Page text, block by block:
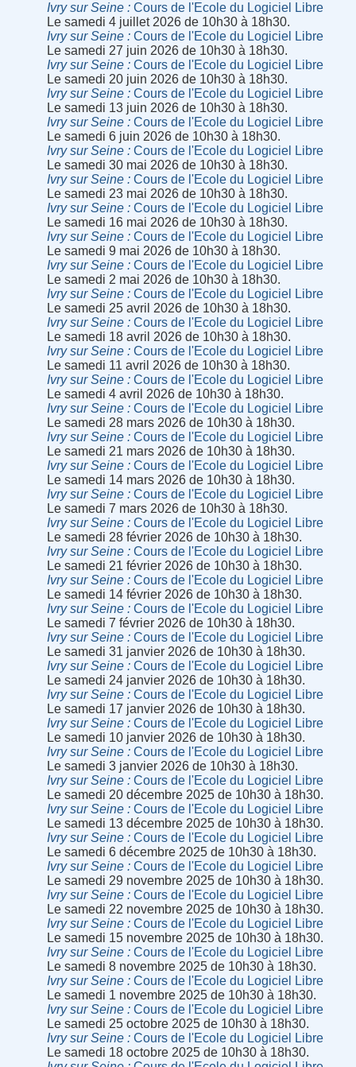
Ivry sur Seine
Cours de l'Ecole du Logiciel Libre
Le samedi 4 juillet 2026 de 10h30 à 18h30.
Ivry sur Seine
Cours de l'Ecole du Logiciel Libre
Le samedi 27 juin 2026 de 10h30 à 18h30.
Ivry sur Seine
Cours de l'Ecole du Logiciel Libre
Le samedi 20 juin 2026 de 10h30 à 18h30.
Ivry sur Seine
Cours de l'Ecole du Logiciel Libre
Le samedi 13 juin 2026 de 10h30 à 18h30.
Ivry sur Seine
Cours de l'Ecole du Logiciel Libre
Le samedi 6 juin 2026 de 10h30 à 18h30.
Ivry sur Seine
Cours de l'Ecole du Logiciel Libre
Le samedi 30 mai 2026 de 10h30 à 18h30.
Ivry sur Seine
Cours de l'Ecole du Logiciel Libre
Le samedi 23 mai 2026 de 10h30 à 18h30.
Ivry sur Seine
Cours de l'Ecole du Logiciel Libre
Le samedi 16 mai 2026 de 10h30 à 18h30.
Ivry sur Seine
Cours de l'Ecole du Logiciel Libre
Le samedi 9 mai 2026 de 10h30 à 18h30.
Ivry sur Seine
Cours de l'Ecole du Logiciel Libre
Le samedi 2 mai 2026 de 10h30 à 18h30.
Ivry sur Seine
Cours de l'Ecole du Logiciel Libre
Le samedi 25 avril 2026 de 10h30 à 18h30.
Ivry sur Seine
Cours de l'Ecole du Logiciel Libre
Le samedi 18 avril 2026 de 10h30 à 18h30.
Ivry sur Seine
Cours de l'Ecole du Logiciel Libre
Le samedi 11 avril 2026 de 10h30 à 18h30.
Ivry sur Seine
Cours de l'Ecole du Logiciel Libre
Le samedi 4 avril 2026 de 10h30 à 18h30.
Ivry sur Seine
Cours de l'Ecole du Logiciel Libre
Le samedi 28 mars 2026 de 10h30 à 18h30.
Ivry sur Seine
Cours de l'Ecole du Logiciel Libre
Le samedi 21 mars 2026 de 10h30 à 18h30.
Ivry sur Seine
Cours de l'Ecole du Logiciel Libre
Le samedi 14 mars 2026 de 10h30 à 18h30.
Ivry sur Seine
Cours de l'Ecole du Logiciel Libre
Le samedi 7 mars 2026 de 10h30 à 18h30.
Ivry sur Seine
Cours de l'Ecole du Logiciel Libre
Le samedi 28 février 2026 de 10h30 à 18h30.
Ivry sur Seine
Cours de l'Ecole du Logiciel Libre
Le samedi 21 février 2026 de 10h30 à 18h30.
Ivry sur Seine
Cours de l'Ecole du Logiciel Libre
Le samedi 14 février 2026 de 10h30 à 18h30.
Ivry sur Seine
Cours de l'Ecole du Logiciel Libre
Le samedi 7 février 2026 de 10h30 à 18h30.
Ivry sur Seine
Cours de l'Ecole du Logiciel Libre
Le samedi 31 janvier 2026 de 10h30 à 18h30.
Ivry sur Seine
Cours de l'Ecole du Logiciel Libre
Le samedi 24 janvier 2026 de 10h30 à 18h30.
Ivry sur Seine
Cours de l'Ecole du Logiciel Libre
Le samedi 17 janvier 2026 de 10h30 à 18h30.
Ivry sur Seine
Cours de l'Ecole du Logiciel Libre
Le samedi 10 janvier 2026 de 10h30 à 18h30.
Ivry sur Seine
Cours de l'Ecole du Logiciel Libre
Le samedi 3 janvier 2026 de 10h30 à 18h30.
Ivry sur Seine
Cours de l'Ecole du Logiciel Libre
Le samedi 20 décembre 2025 de 10h30 à 18h30.
Ivry sur Seine
Cours de l'Ecole du Logiciel Libre
Le samedi 13 décembre 2025 de 10h30 à 18h30.
Ivry sur Seine
Cours de l'Ecole du Logiciel Libre
Le samedi 6 décembre 2025 de 10h30 à 18h30.
Ivry sur Seine
Cours de l'Ecole du Logiciel Libre
Le samedi 29 novembre 2025 de 10h30 à 18h30.
Ivry sur Seine
Cours de l'Ecole du Logiciel Libre
Le samedi 22 novembre 2025 de 10h30 à 18h30.
Ivry sur Seine
Cours de l'Ecole du Logiciel Libre
Le samedi 15 novembre 2025 de 10h30 à 18h30.
Ivry sur Seine
Cours de l'Ecole du Logiciel Libre
Le samedi 8 novembre 2025 de 10h30 à 18h30.
Ivry sur Seine
Cours de l'Ecole du Logiciel Libre
Le samedi 1 novembre 2025 de 10h30 à 18h30.
Ivry sur Seine
Cours de l'Ecole du Logiciel Libre
Le samedi 25 octobre 2025 de 10h30 à 18h30.
Ivry sur Seine
Cours de l'Ecole du Logiciel Libre
Le samedi 18 octobre 2025 de 10h30 à 18h30.